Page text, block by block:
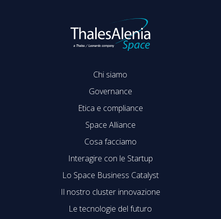
Chi siamo
Governance
Etica e compliance
Space Alliance
Cosa facciamo
Interagire con le Startup
Lo Space Business Catalyst
Il nostro cluster innovazione
Le tecnologie del futuro